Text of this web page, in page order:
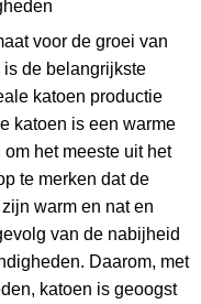
voor de groei van
de belangrijkste
katoen productie
katoen is een warme
het meeste uit het
te merken dat de
warm en nat en
van de nabijheid
Daarom, met
katoen is geoogst